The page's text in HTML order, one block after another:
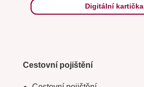
Digitální kartička
Cestovní pojištění